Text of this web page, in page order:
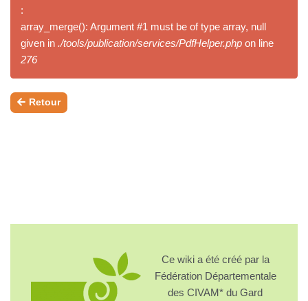
:
array_merge(): Argument #1 must be of type array, null
given in ./tools/publication/services/PdfHelper.php on line
276
Retour
Ce wiki a été créé par la
Fédération Départementale
des CIVAM* du Gard